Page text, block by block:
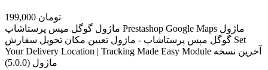
199,000 تومان
ماژول گوگل مپس پرستاشاپ Prestashop Google Maps ماژول
گوگل مپس پرستاشاپ - ماژول تعیین مکان تحویل سفارش Set
Your Delivery Location | Tracking Made Easy Module آخرین نسخه
ماژول (5.0.0)